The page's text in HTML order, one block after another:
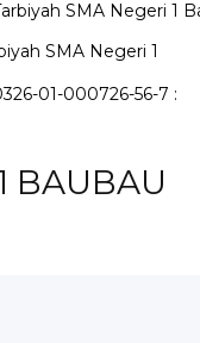
Negeri 1
SMA Negeri 1
01-000726-56-7 :
BAUBAU